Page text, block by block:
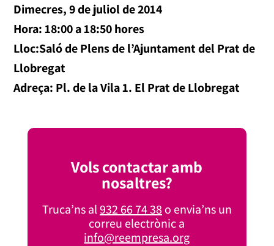
Dimecres, 9 de juliol de 2014
Hora: 18:00 a 18:50 hores
Lloc:Saló de Plens de l’Ajuntament del Prat de
Llobregat
Adreça: Pl. de la Vila 1. El Prat de Llobregat
Vols contactar amb
nosaltres?
Truca’ns al932 66 74 38o envia’ns un
correu electrònic a
info@reempresa.org